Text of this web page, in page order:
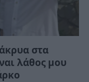
στα
λάθος μου